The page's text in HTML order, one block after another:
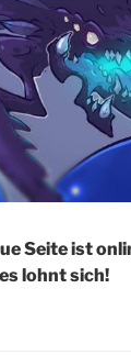
Seite ist
lohnt sich!